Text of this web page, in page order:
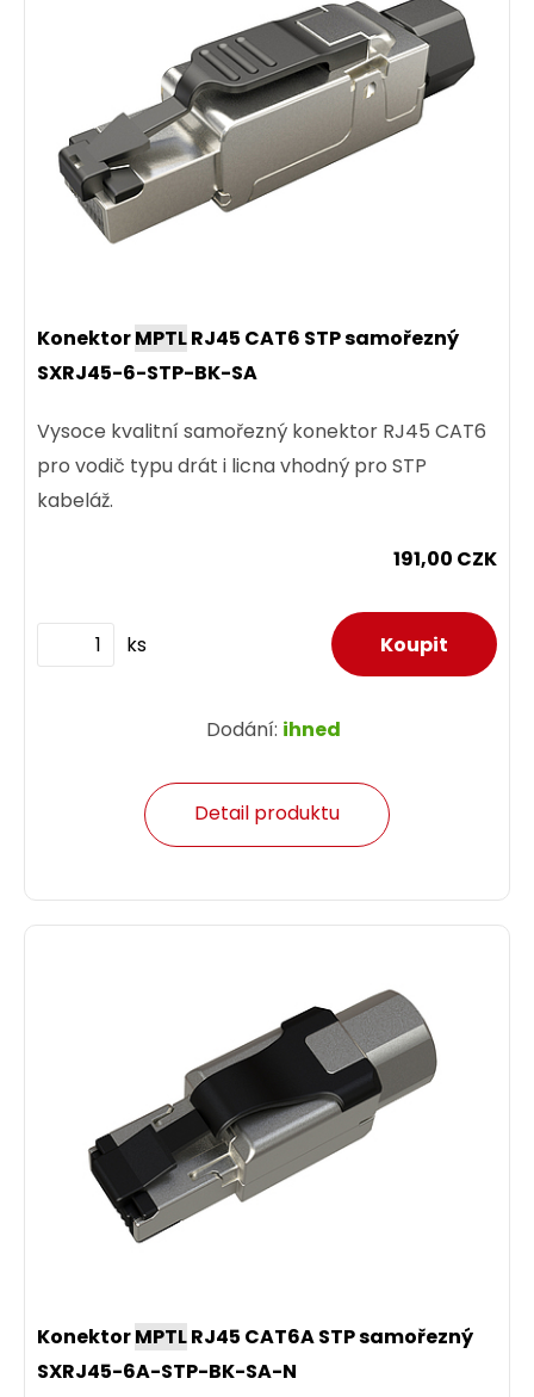
KonektorMPTLRJ45 CAT6 STP samořezný
SXRJ45-6-STP-BK-SA
Vysoce kvalitní samořezný konektor RJ45 CAT6
pro vodič typu drát i licna vhodný pro STP
kabeláž.
191,00 CZK
ks
Dodání: ihned
Detail produktu
KonektorMPTLRJ45 CAT6A STP samořezný
SXRJ45-6A-STP-BK-SA-N